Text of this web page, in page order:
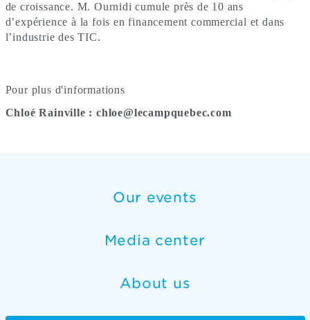
de croissance. M. Ournidi cumule près de 10 ans
d’expérience à la fois en financement commercial et dans
l’industrie des TIC.
Pour plus d'informations
Chloé Rainville : chloe@lecampquebec.com
Our events
Media center
About us